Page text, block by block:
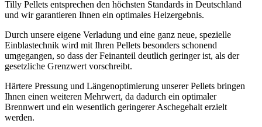
Tilly Pellets entsprechen den höchsten Standards in Deutschland
und wir garantieren Ihnen ein optimales Heizergebnis.
Durch unsere eigene Verladung und eine ganz neue, spezielle
Einblastechnik wird mit Ihren Pellets besonders schonend
umgegangen, so dass der Feinanteil deutlich geringer ist, als der
gesetzliche Grenzwert vorschreibt.
Härtere Pressung und Längenoptimierung unserer Pellets bringen
Ihnen einen weiteren Mehrwert, da dadurch ein optimaler
Brennwert und ein wesentlich geringerer Aschegehalt erzielt
werden.